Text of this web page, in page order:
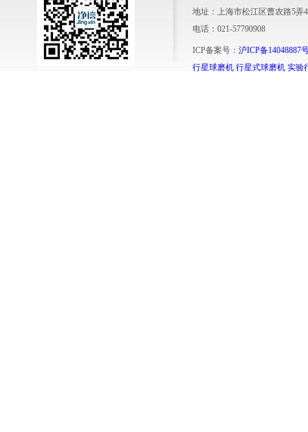
地址：上海市松江区曹农路5弄
电话：021-57790908
ICP备案号： 沪ICP备14048887
行星球磨机 行星式球磨机 实验